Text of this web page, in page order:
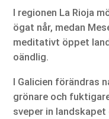
I regionen La Rioja
ögat når, medan
meditativt öppet
oändlig.
I Galicien förändras
grönare och
sveper in